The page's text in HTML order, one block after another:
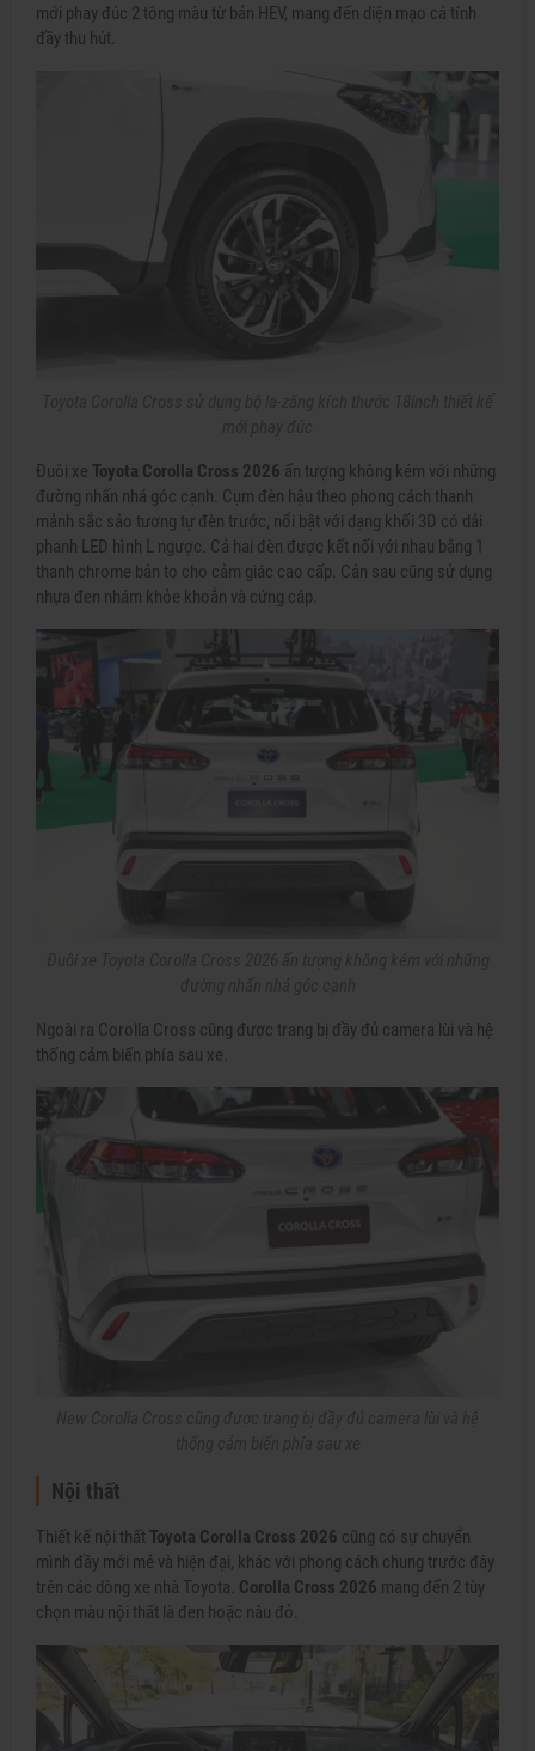
mới phay đúc 2 tông màu từ bản HEV, mang đến diện mạo cá tính
đầy thu hút.
Đuôi xe Toyota Corolla Cross 2026 ấn tượng không kém với những
đường nhấn nhá góc cạnh. Cụm đèn hậu theo phong cách thanh
mảnh sắc sảo tương tự đèn trước, nổi bật với dạng khối 3D có dải
phanh LED hình L ngược. Cả hai đèn được kết nối với nhau bằng 1
thanh chrome bản to cho cảm giác cao cấp. Cản sau cũng sử dụng
nhựa đen nhám khỏe khoắn và cứng cáp.
Ngoài ra Corolla Cross cũng được trang bị đầy đủ camera lùi và hệ
thống cảm biến phía sau xe.
Nội thất
Thiết kế nội thất Toyota Corolla Cross 2026 cũng có sự chuyển
mình đầy mới mẻ và hiện đại, khác với phong cách chung trước đây
trên các dòng xe nhà Toyota. Corolla Cross 2026 mang đến 2 tùy
chọn màu nội thất là đen hoặc nâu đỏ.